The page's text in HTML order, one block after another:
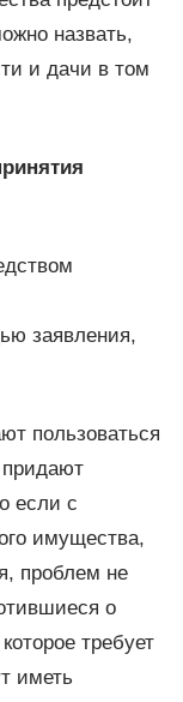
назвать,
и дачи в том
заявления,
пользоваться
если с
имущества,
проблем не
о
требует
иметь